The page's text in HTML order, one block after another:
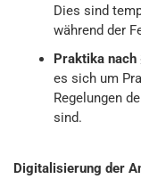
Dies sind
während der
Praktika nach
es sich um
Regelungen
sind.
Digitalisierung der